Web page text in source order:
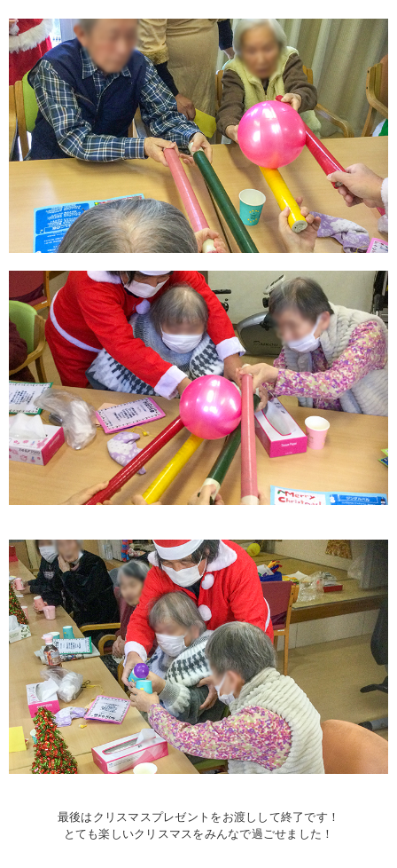
最後はクリスマスプレゼントをお渡しして終了です！
とても楽しいクリスマスをみんなで過ごせました！